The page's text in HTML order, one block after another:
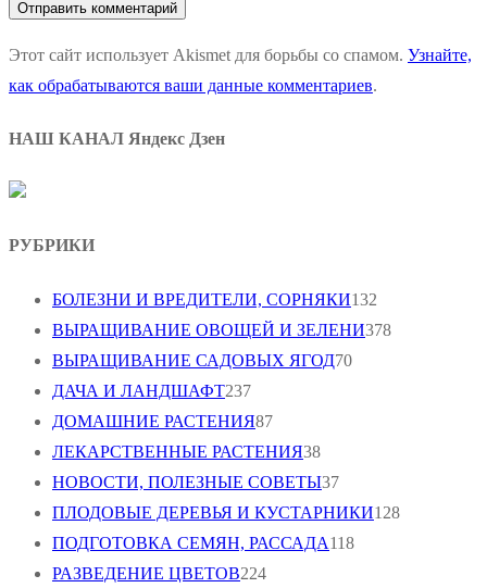
Этот сайт использует Akismet для борьбы со спамом. Узнайте,
как обрабатываются ваши данные комментариев.
НАШ КАНАЛ Яндекс Дзен
РУБРИКИ
БОЛЕЗНИ И ВРЕДИТЕЛИ, СОРНЯКИ132
ВЫРАЩИВАНИЕ ОВОЩЕЙ И ЗЕЛЕНИ378
ВЫРАЩИВАНИЕ САДОВЫХ ЯГОД70
ДАЧА И ЛАНДШАФТ237
ДОМАШНИЕ РАСТЕНИЯ87
ЛЕКАРСТВЕННЫЕ РАСТЕНИЯ38
НОВОСТИ, ПОЛЕЗНЫЕ СОВЕТЫ37
ПЛОДОВЫЕ ДЕРЕВЬЯ И КУСТАРНИКИ128
ПОДГОТОВКА СЕМЯН, РАССАДА118
РАЗВЕДЕНИЕ ЦВЕТОВ224